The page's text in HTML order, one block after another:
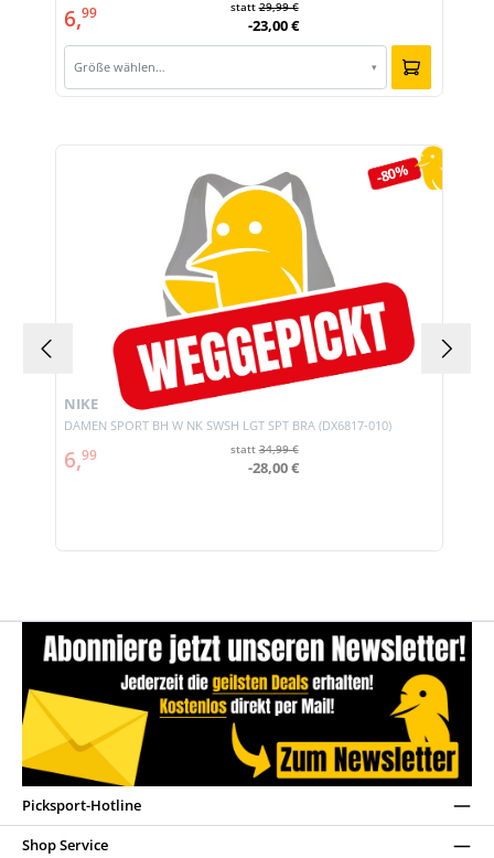
6,99 statt29,99 €
-23,00 €
Größe wählen… ▾
-80%
DAMEN SPORT BH W NK SWSH LGT SPT BRA (DX6817-010)
NIKE
6,99 statt34,99 €
-28,00 €
Picksport-Hotline
Shop Service